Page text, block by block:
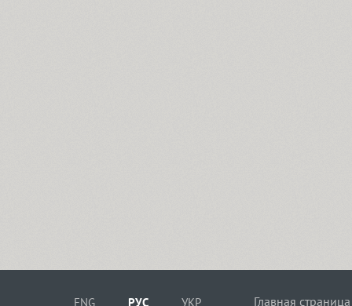
ENG РУС УКР Главная страница